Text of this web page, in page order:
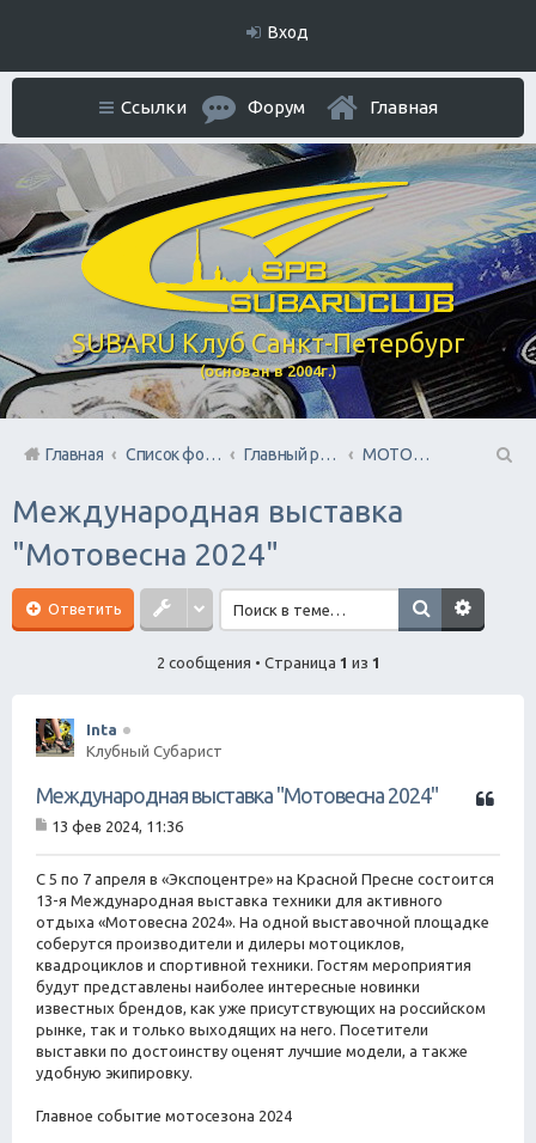
Вход
SUBARU Клуб Санкт-Петербург
(основан в 2004г.)
Ссылки Форум Главная
Главная Список форумов Главный раздел
МОТОжизнь Субаристов
Международная выставка
"Мотовесна 2024"
Ответить
2 сообщения • Страница 1 из 1
Inta
Клубный Субарист
Ц
т
Международная выставка "Мотовесна 2024"
о
б
е
н
и
е
13 фев 2024, 11:36
С 5 по 7 апреля в «Экспоцентре» на Красной Пресне состоится
13-я Международная выставка техники для активного
отдыха «Мотовесна 2024». На одной выставочной площадке
соберутся производители и дилеры мотоциклов,
квадроциклов и спортивной техники. Гостям мероприятия
будут представлены наиболее интересные новинки
известных брендов, как уже присутствующих на российском
рынке, так и только выходящих на него. Посетители
выставки по достоинству оценят лучшие модели, а также
удобную экипировку.
Главное событие мотосезона 2024